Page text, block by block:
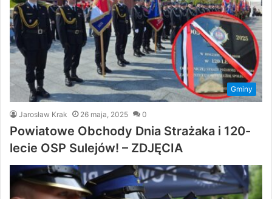
Gminy
Jarosław Krak 26 maja, 2025 0
Powiatowe Obchody Dnia Strażaka i 120-
lecie OSP Sulejów! – ZDJĘCIA